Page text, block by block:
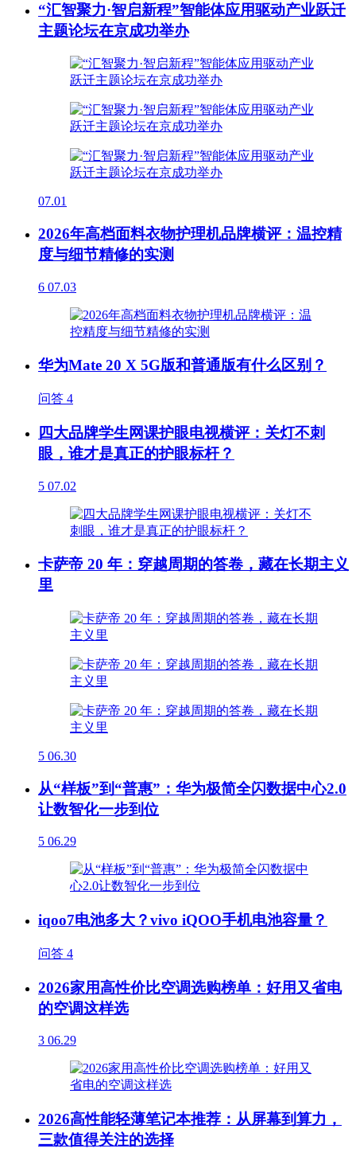
“汇智聚力·智启新程”智能体应用驱动产业跃迁
主题论坛在京成功举办
07.01
2026年高档面料衣物护理机品牌横评：温控精
度与细节精修的实测
6 07.03
华为Mate 20 X 5G版和普通版有什么区别？
问答 4
四大品牌学生网课护眼电视横评：关灯不刺
眼，谁才是真正的护眼标杆？
5 07.02
卡萨帝 20 年：穿越周期的答卷，藏在长期主义
里
5 06.30
从“样板”到“普惠”：华为极简全闪数据中心2.0
让数智化一步到位
5 06.29
iqoo7电池多大？vivo iQOO手机电池容量？
问答 4
2026家用高性价比空调选购榜单：好用又省电
的空调这样选
3 06.29
2026高性能轻薄笔记本推荐：从屏幕到算力，
三款值得关注的选择